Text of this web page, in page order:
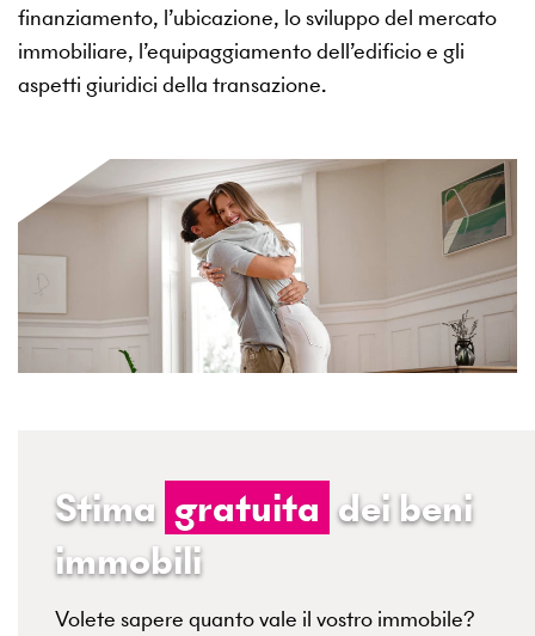
finanziamento, l’ubicazione, lo sviluppo del mercato
immobiliare, l’equipaggiamento dell’edificio e gli
aspetti giuridici della transazione.
Stima gratuita dei beni
immobili
Volete sapere quanto vale il vostro immobile?